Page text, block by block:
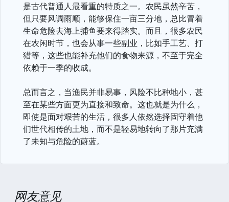
是古代普通人最看重的特质之一。农民虽然辛苦，
但只要风调雨顺，能够保住一亩三分地，总比冒着
生命危险去海上捕鱼要来得踏实。而且，很多农民
在农闲时节，也会从事一些副业，比如手工艺、打
猎等，这些也能补充他们的食物来源，不至于完全
依赖于一季的收成。
总而言之，当渔民并非易事，风险不比种地小，甚
至在某些方面更为直接和致命。这也就是为什么，
即使是面对艰苦的生活，很多人依然选择固守着他
们世代相传的土地，而不是轻易地转向了那片充满
了未知与危险的蔚蓝。
网友意见